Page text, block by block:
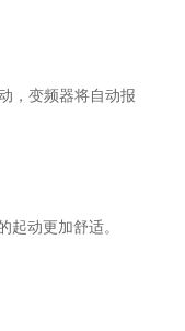
，变频器将自动报
起动更加舒适。